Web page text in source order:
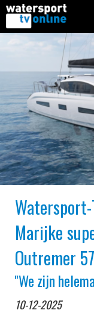
Motorboot-
Home
Marijke
Outremer 57
''We zijn
10-12-2025